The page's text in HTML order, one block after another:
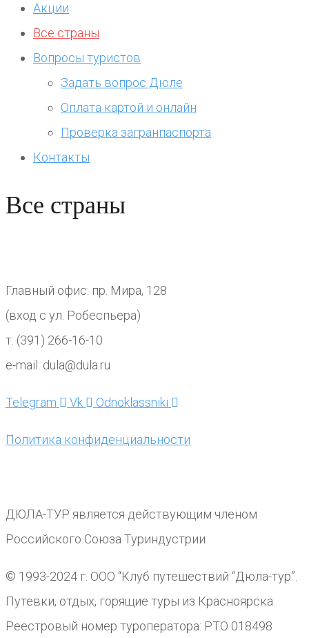
Акции
Все страны
Вопросы туристов
Задать вопрос Дюле
Оплата картой и онлайн
Проверка загранпаспорта
Контакты
Все страны
Главный офис: пр. Мира, 128
(вход с ул. Робеспьера)
т. (391) 266-16-10
e-mail: dula@dula.ru
Telegram Vk Odnoklassniki
Политика конфиденциальности
ДЮЛА-ТУР является действующим членом
Российского Союза Туриндустрии
© 1993-2024 г. ООО “Клуб путешествий “Дюла-тур”.
Путевки, отдых, горящие туры из Красноярска.
Реестровый номер туроператора: РТО 018498